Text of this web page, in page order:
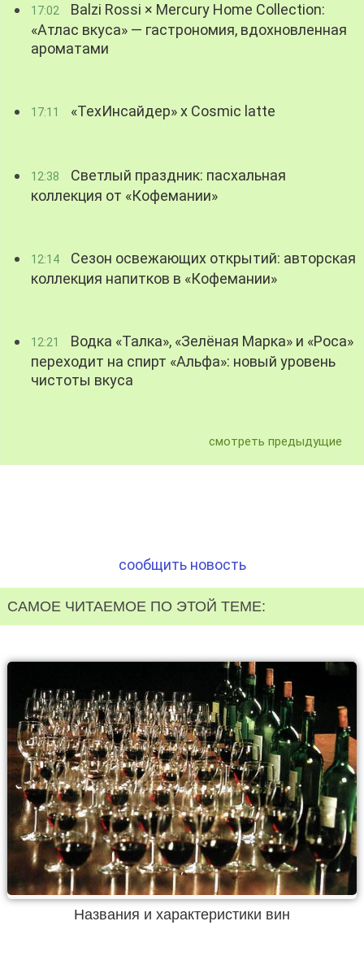
17:02
Balzi Rossi × Mercury Home Collection:
«Атлас вкуса» — гастрономия, вдохновленная
ароматами
17:11 «ТехИнсайдер» х Cosmic latte
12:38
Светлый праздник: пасхальная
коллекция от «Кофемании»
12:14
Сезон освежающих открытий: авторская
коллекция напитков в «Кофемании»
12:21
Водка «Талка», «Зелёная Марка» и «Роса»
переходит на спирт «Альфа»: новый уровень
чистоты вкуса
смотреть предыдущие
сообщить новость
САМОЕ ЧИТАЕМОЕ ПО ЭТОЙ ТЕМЕ:
Названия и характеристики вин